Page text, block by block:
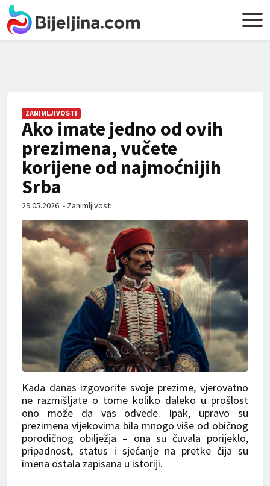
ZANIMLJIVOSTI
Ako imate jedno od ovih
prezimena, vučete
korijene od najmoćnijih
Srba
29.05.2026. - Zanimljivosti
Kada danas izgovorite svoje prezime, vjerovatno
ne razmišljate o tome koliko daleko u prošlost
ono može da vas odvede. Ipak, upravo su
prezimena vijekovima bila mnogo više od običnog
porodičnog obilježja – ona su čuvala porijeklo,
pripadnost, status i sjećanje na pretke čija su
imena ostala zapisana u istoriji.